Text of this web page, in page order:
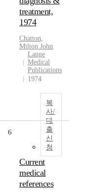
treatment,
1974
Chatton,
Milton John
Lange
Medical
Publications
1974
복
사/
대
출
신
청
6
Current
medical
references